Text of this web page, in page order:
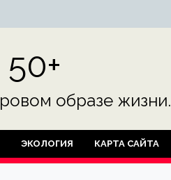
образе жизни.
ЭКОЛОГИЯ КАРТА САЙТА